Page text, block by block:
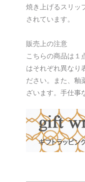
焼き上げるスリッ
されています。
販売上の注意
こちらの商品は１
はそれぞれ異なり
ださい。また、釉
ざいます。手仕事